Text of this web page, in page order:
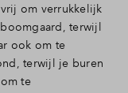
om verrukkelijk
terwijl
ook om te
terwijl je buren
te